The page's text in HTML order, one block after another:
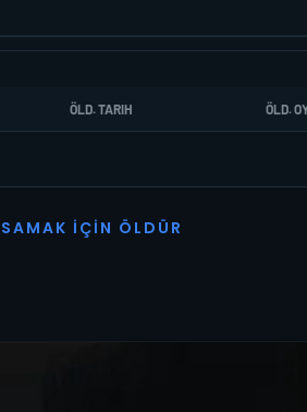
ÖLD. TARIH ÖLD.
SAMAK İ ÇI N Ö L D Ü R